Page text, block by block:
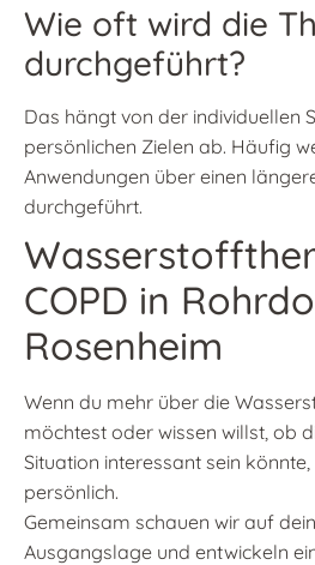
Wie oft wird die
durchgeführt?
Das hängt von der individuellen
persönlichen Zielen ab. Häufig
Anwendungen über einen
durchgeführt.
COPD in
Rosenheim
Wenn du mehr über die
möchtest oder wissen willst, ob
Situation interessant sein
persönlich.
Gemeinsam schauen wir auf
Ausgangslage und entwickeln